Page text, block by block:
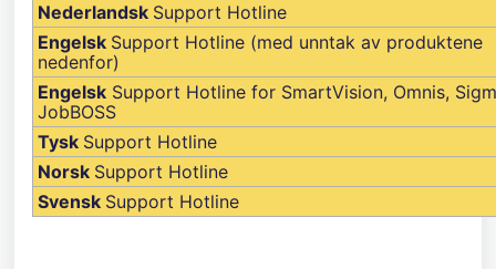
Nederlandsk Support Hotline
Engelsk Support Hotline (med unntak av produktene
nedenfor)
Engelsk Support Hotline for SmartVision, Omnis,
JobBOSS
Tysk Support Hotline
Norsk Support Hotline
Svensk Support Hotline